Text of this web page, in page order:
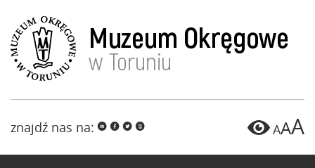
AAA
znajdź nas na: i f l x